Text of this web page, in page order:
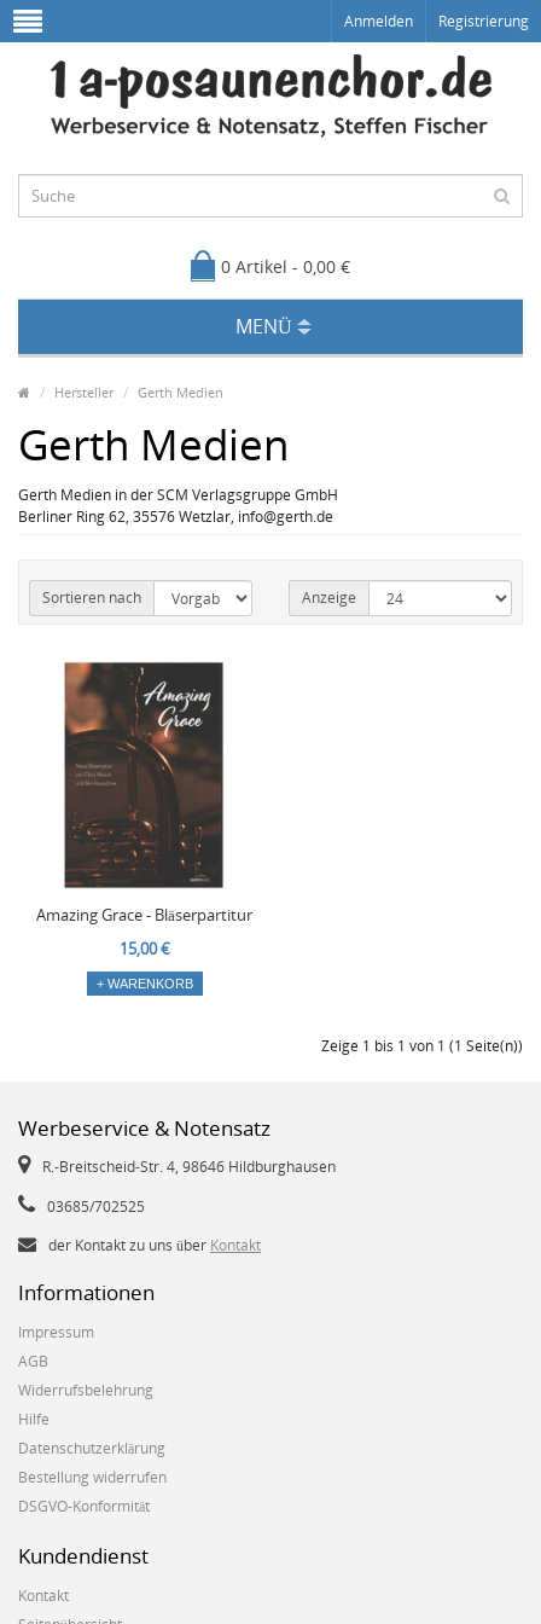
Anmelden Registrierung
0 Artikel - 0,00 €
MENÜ
Hersteller Gerth Medien
Gerth Medien
Gerth Medien in der SCM Verlagsgruppe GmbH
Berliner Ring 62, 35576 Wetzlar, info@gerth.de
Sortieren nach Anzeige
Amazing Grace - Bläserpartitur
15,00 €
+ WARENKORB
Zeige 1 bis 1 von 1 (1 Seite(n))
Werbeservice & Notensatz
R.-Breitscheid-Str. 4, 98646 Hildburghausen
03685/702525
der Kontakt zu uns über Kontakt
Informationen
Impressum
AGB
Widerrufsbelehrung
Hilfe
Datenschutzerklärung
Bestellung widerrufen
DSGVO-Konformität
Kundendienst
Kontakt